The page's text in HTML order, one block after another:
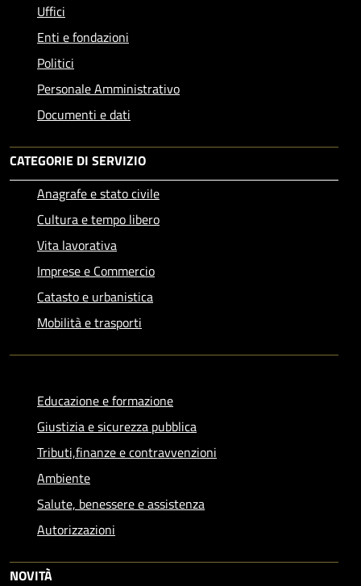
Uffici
Enti e fondazioni
Politici
Personale Amministrativo
Documenti e dati
CATEGORIE DI SERVIZIO
Anagrafe e stato civile
Cultura e tempo libero
Vita lavorativa
Imprese e Commercio
Catasto e urbanistica
Mobilità e trasporti
Educazione e formazione
Giustizia e sicurezza pubblica
Tributi,finanze e contravvenzioni
Ambiente
Salute, benessere e assistenza
Autorizzazioni
NOVITÀ